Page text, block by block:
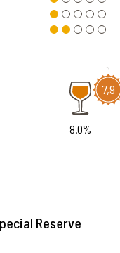
7,9
8.0%
Reserve